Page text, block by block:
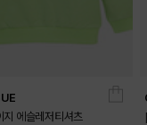
지 에슬레저티셔츠